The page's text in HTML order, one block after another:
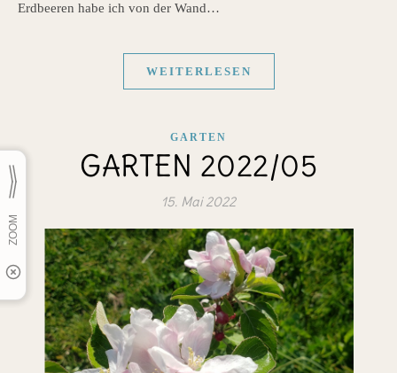
Erdbeeren habe ich von der Wand…
WEITERLESEN
GARTEN
GARTEN 2022/05
15. Mai 2022